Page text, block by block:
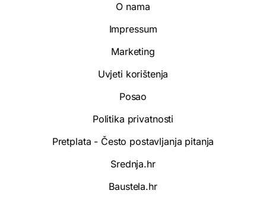
O nama
Impressum
Marketing
Uvjeti korištenja
Posao
Politika privatnosti
Pretplata - Često postavljanja pitanja
Srednja.hr
Baustela.hr